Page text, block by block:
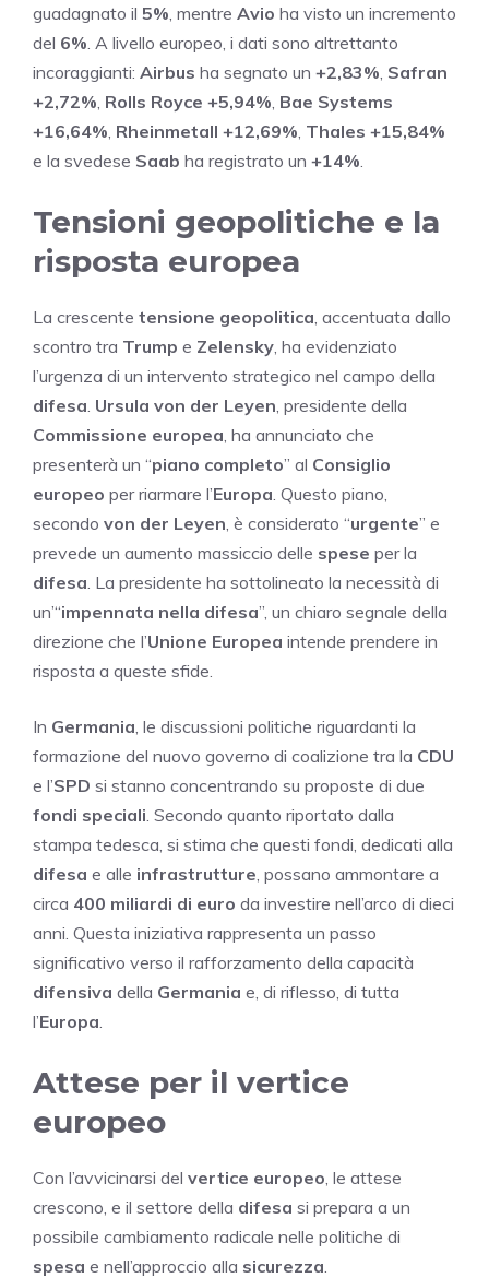
guadagnato il 5% , mentre Avio ha visto un incremento
del 6% . A livello europeo, i dati sono altrettanto
incoraggianti: Airbus ha segnato un +2,83% Safran
+2,72% Rolls Royce +5,94% Bae Systems
+16,64% Rheinmetall +12,69% Thales +15,84%
e la svedese Saab ha registrato un +14%
Tensioni geopolitiche e la
risposta europea
La crescente tensione geopolitica , accentuata dallo
scontro tra Trump e Zelensky , ha evidenziato
l’urgenza di un intervento strategico nel campo della
difesa Ursula von der Leyen , presidente della
Commissione europea , ha annunciato che
presenterà un “piano completo” al Consiglio
europeo per riarmare l’Europa . Questo piano,
secondo von der Leyen , è considerato “urgente” e
prevede un aumento massiccio delle spese per la
difesa . La presidente ha sottolineato la necessità di
un’“impennata nella difesa”, un chiaro segnale della
direzione che l’Unione Europea intende prendere in
risposta a queste sfide.
In Germania , le discussioni politiche riguardanti la
formazione del nuovo governo di coalizione tra la CDU
e l’SPD si stanno concentrando su proposte di due
fondi speciali . Secondo quanto riportato dalla
stampa tedesca, si stima che questi fondi, dedicati alla
difesa e alle infrastrutture , possano ammontare a
circa 400 miliardi di euro da investire nell’arco di dieci
anni. Questa iniziativa rappresenta un passo
significativo verso il rafforzamento della capacità
difensiva della Germania e, di riflesso, di tutta
l’Europa
Attese per il vertice
europeo
Con l’avvicinarsi del vertice europeo , le attese
crescono, e il settore della difesa si prepara a un
possibile cambiamento radicale nelle politiche di
spesa e nell’approccio alla sicurezza